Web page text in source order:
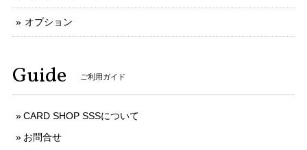
オプション
Guide ご利用ガイド
CARD SHOP SSSについて
お問合せ